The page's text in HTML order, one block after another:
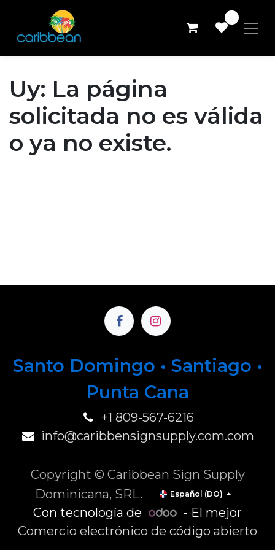
Uy: La página
solicitada no es válida
o ya no existe.
Santo Domingo • Santiago •
Punta Cana
+1 809-567-6216
info@caribbensignsupply.com.com
Copyright © Caribbean Sign Supply
Dominicana, SRL.
Español (DO)
Con tecnología de
- El mejor
Comercio electrónico de código abierto